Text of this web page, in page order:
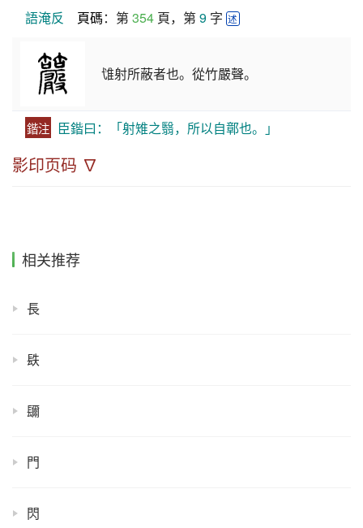
語淹反 頁碼：第 354 頁，第 9 字 述
隿射所蔽者也。從竹嚴聲。
鍇注 臣鍇曰：「射雉之翳，所以自鄣也。」
影印页码 ∇
相关推荐
長
镻
镾
門
閃